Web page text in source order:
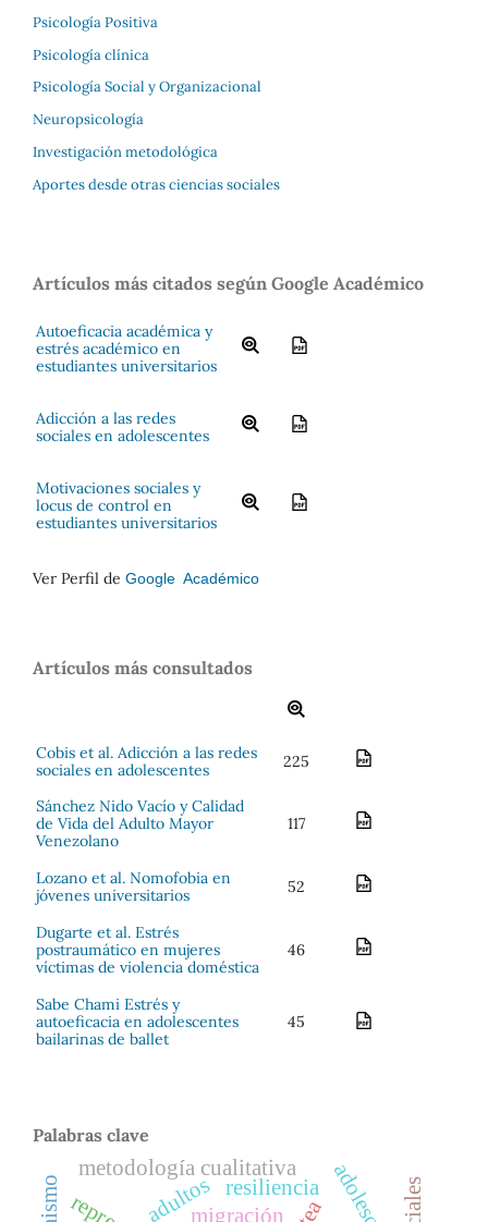
Psicología Positiva
Psicología clínica
Psicología Social y Organizacional
Neuropsicología
Investigación metodológica
Aportes desde otras ciencias sociales
Artículos más citados según Google Académico
Autoeficacia académica y
estrés académico en
estudiantes universitarios
Adicción a las redes
sociales en adolescentes
Motivaciones sociales y
locus de control en
estudiantes universitarios
Ver Perfil de Google Académico
Artículos más consultados
Cobis et al. Adicción a las redes
sociales en adolescentes
225
Sánchez Nido Vacío y Calidad
de Vida del Adulto Mayor
Venezolano
117
Lozano et al. Nomofobia en
jóvenes universitarios
52
Dugarte et al. Estrés
postraumático en mujeres
víctimas de violencia doméstica
46
Sabe Chami Estrés y
autoeficacia en adolescentes
bailarinas de ballet
45
Palabras clave
migración tea
adultos resiliencia
metodología cualitativa